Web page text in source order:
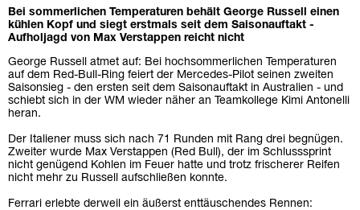
Bei sommerlichen Temperaturen behält George Russell einen
kühlen Kopf und siegt erstmals seit dem Saisonauftakt -
Aufholjagd von Max Verstappen reicht nicht
George Russell atmet auf: Bei hochsommerlichen Temperaturen
auf dem Red-Bull-Ring feiert der Mercedes-Pilot seinen zweiten
Saisonsieg - den ersten seit dem Saisonauftakt in Australien - und
schiebt sich in der WM wieder näher an Teamkollege Kimi Antonelli
heran.
Der Italiener muss sich nach 71 Runden mit Rang drei begnügen.
Zweiter wurde Max Verstappen (Red Bull), der im Schlusssprint
nicht genügend Kohlen im Feuer hatte und trotz frischerer Reifen
nicht mehr zu Russell aufschließen konnte.
Ferrari erlebte derweil ein äußerst enttäuschendes Rennen: